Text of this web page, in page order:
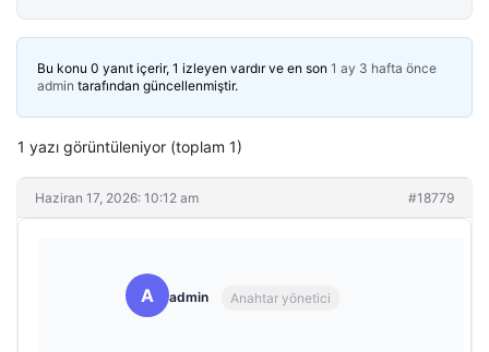
Bu konu 0 yanıt içerir, 1 izleyen vardır ve en son 1 ay 3 hafta önce
admin tarafından güncellenmiştir.
1 yazı görüntüleniyor (toplam 1)
Haziran 17, 2026: 10:12 am #18779
A admin Anahtar yönetici